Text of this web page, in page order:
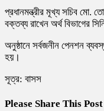
প্রধানমন্ত্রীর মূখ্য সচিব মো.
বক্তব্য রাখেন অর্থ বিভাগের
অনুষ্ঠানে সর্বজনীন পেনশন
হয়।
সূত্র: বাসস
Please Share This